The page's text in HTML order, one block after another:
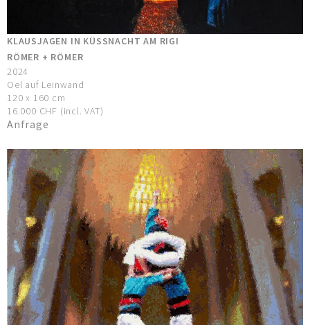
KLAUSJAGEN IN KÜSSNACHT AM RIGI
RÖMER + RÖMER
2024
Oel auf Leinwand
120 x 160 cm
16.000 CHF (incl. VAT)
Anfrage